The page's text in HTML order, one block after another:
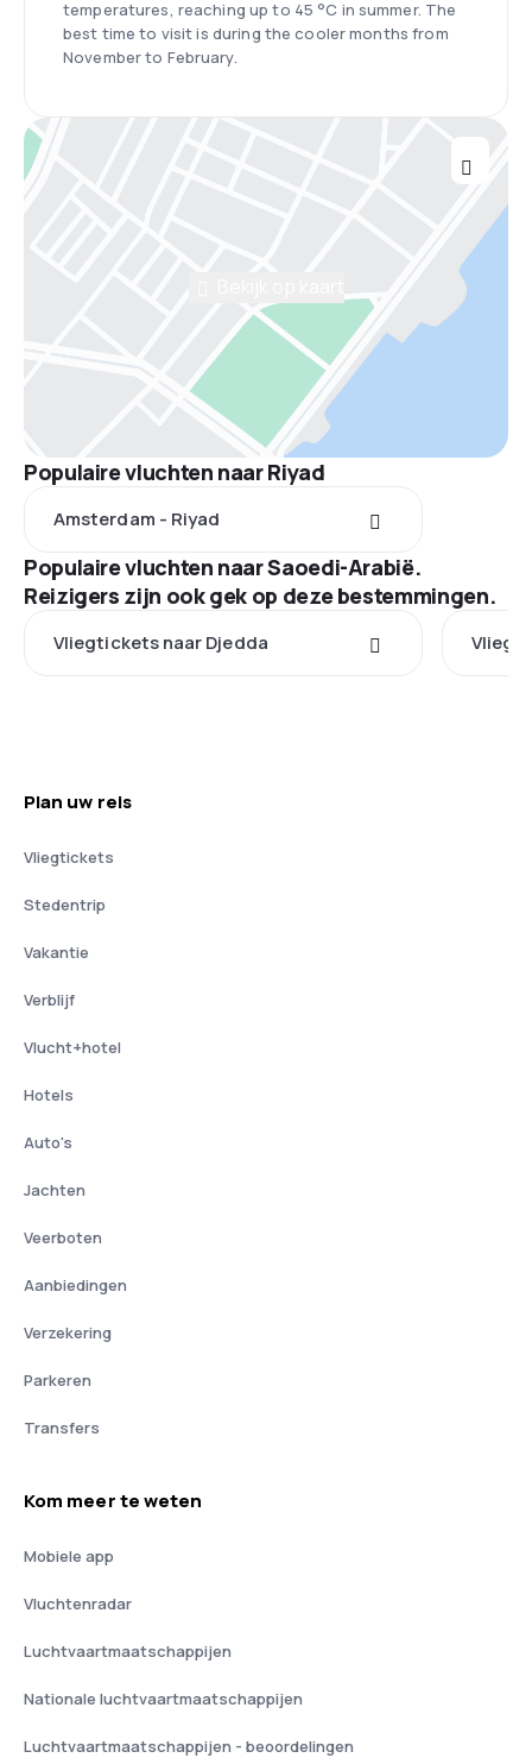
temperatures, reaching up to 45 °C in summer. The
best time to visit is during the cooler months from
November to February.
Populaire vluchten naar Riyad
Amsterdam - Riyad
Populaire vluchten naar Saoedi-Arabië.
Reizigers zijn ook gek op deze bestemmingen.
Vliegtickets naar Djedda
Plan uw reis
Vliegtickets
Stedentrip
Vakantie
Verblijf
Vlucht+hotel
Hotels
Auto's
Jachten
Veerboten
Aanbiedingen
Verzekering
Parkeren
Transfers
Kom meer te weten
Mobiele app
Vluchtenradar
Luchtvaartmaatschappijen
Nationale luchtvaartmaatschappijen
Luchtvaartmaatschappijen - beoordelingen